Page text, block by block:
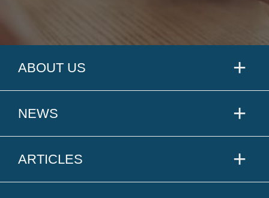
ABOUT US
NEWS
ARTICLES